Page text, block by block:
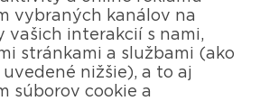
vybraných kanálov na
vašich interakcií s nami,
stránkami a službami (ako
nižšie), a to aj
súborov cookie a